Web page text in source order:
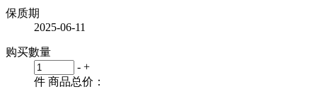
保质期
2025-06-11
购买數量
- +
件 商品总价：